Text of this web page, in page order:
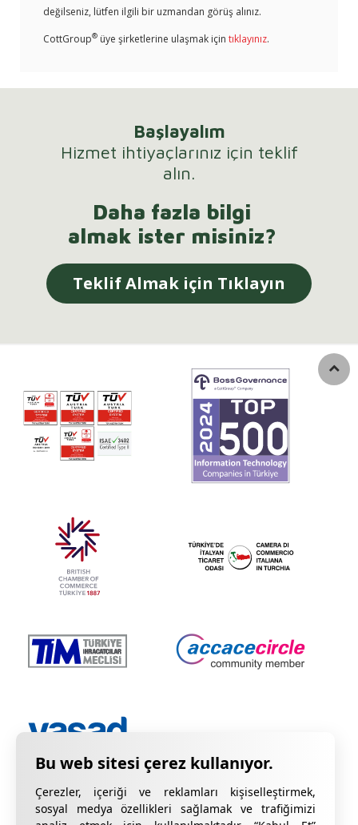
Çerezler, içeriği ve reklamları kişiselleştirmek,
sosyal medya özellikleri sağlamak ve trafiğimizi
değilseniz, lütfen ilgili bir uzmandan görüş alınız.
CottGroup® üye şirketlerine ulaşmak için tıklayınız.
Başlayalım
Hizmet ihtiyaçlarınız için teklif
alın.
Daha fazla bilgi
almak ister misiniz?
Teklif Almak için Tıklayın